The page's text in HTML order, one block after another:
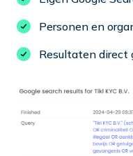
Personen en
Resultaten direct